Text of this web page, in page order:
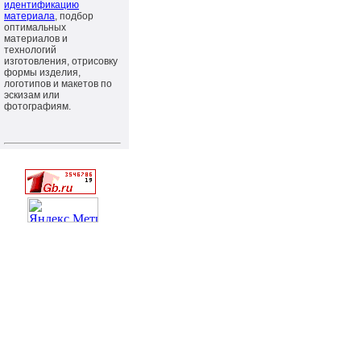
идентификацию
материала, подбор
оптимальных
материалов и
технологий
изготовления, отрисовку
формы изделия,
логотипов и макетов по
эскизам или
фотографиям.